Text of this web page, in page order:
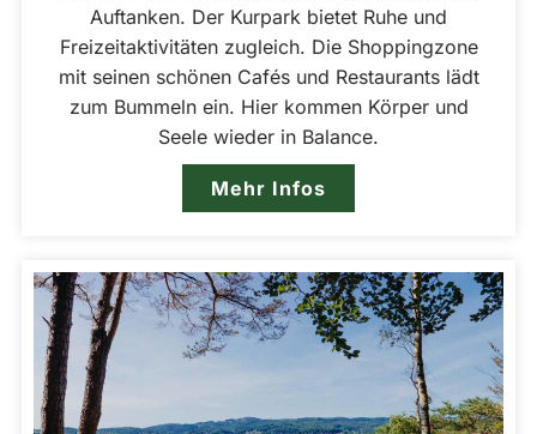
Auftanken. Der Kurpark bietet Ruhe und
Freizeitaktivitäten zugleich. Die Shoppingzone
mit seinen schönen Cafés und Restaurants lädt
zum Bummeln ein. Hier kommen Körper und
Seele wieder in Balance.
Mehr Infos